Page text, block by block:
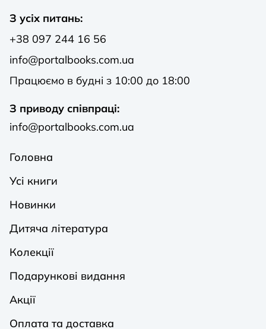
З усіх питань:
+38 097 244 16 56
info@portalbooks.com.ua
Працюємо в будні з 10:00 до 18:00
З приводу співпраці:
info@portalbooks.com.ua
Головна
Усі книги
Новинки
Дитяча література
Колекції
Подарункові видання
Акції
Оплата та доставка